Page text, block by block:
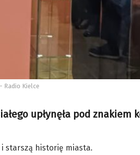
Radio Kielce
upłynęła pod
i starszą historię miasta.